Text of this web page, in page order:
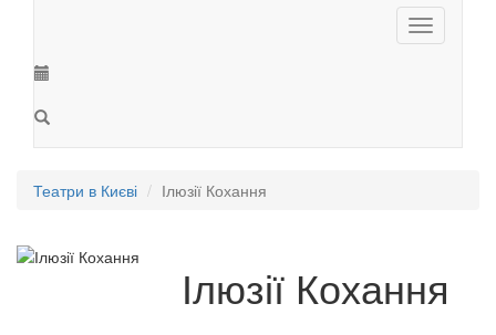
Toggle
navigation
Театри в Києві Ілюзії Кохання
Ілюзії Кохання